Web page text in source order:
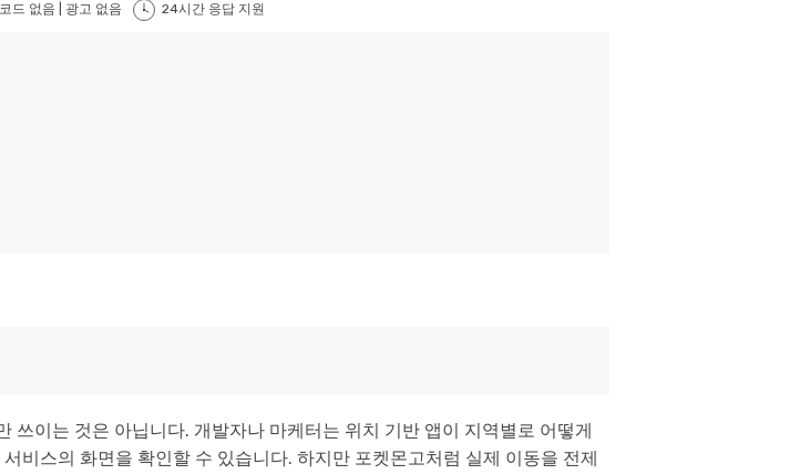
드 없음 | 광고 없음 24시간 응답 지원
쓰이는 것은 아닙니다. 개발자나 마케터는 위치 기반 앱이 지역별로 어떻게
비스의 화면을 확인할 수 있습니다. 하지만 포켓몬고처럼 실제 이동을 전제